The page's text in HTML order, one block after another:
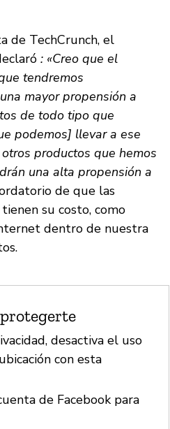
de TechCrunch, el
: «Creo que el
tendremos
mayor propensión a
de todo tipo que
podemos] llevar a ese
productos que hemos
una alta propensión a
de que las
su costo, como
dentro de nuestra
desactiva el uso
con esta
de Facebook para